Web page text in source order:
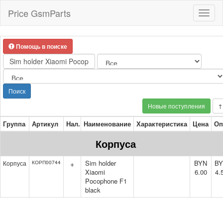
Price GsmParts
Помощь в поиске
Поиск
Новые поступления
↑
Группа Артикул Нал. Наименование Характеристика Цена
Корпуса
Корпуса КОРП00744 +
Sim holder
Xiaomi
Pocophone F1
black
BYN
6.00